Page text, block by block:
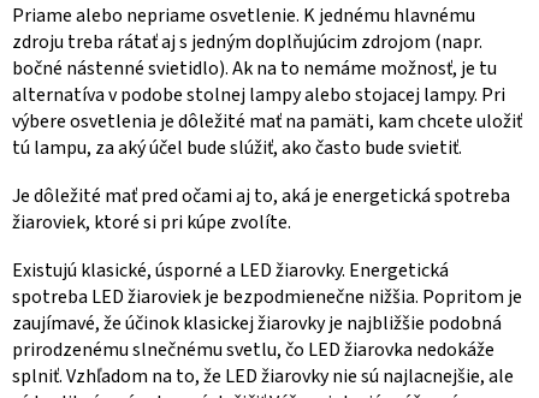
Priame alebo nepriame osvetlenie. K jednému hlavnému
zdroju treba rátať aj s jedným doplňujúcim zdrojom (napr.
bočné nástenné svietidlo). Ak na to nemáme možnosť, je tu
alternatíva v podobe stolnej lampy alebo stojacej lampy. Pri
výbere osvetlenia je dôležité mať na pamäti, kam chcete uložiť
tú lampu, za aký účel bude slúžiť, ako často bude svietiť.
Je dôležité mať pred očami aj to, aká je energetická spotreba
žiaroviek, ktoré si pri kúpe zvolíte.
Existujú klasické, úsporné a LED žiarovky. Energetická
spotreba LED žiaroviek je bezpodmienečne nižšia. Popritom je
zaujímavé, že účinok klasickej žiarovky je najbližšie podobná
prirodzenému slnečnému svetlu, čo LED žiarovka nedokáže
splniť. Vzhľadom na to, že LED žiarovky nie sú najlacnejšie, ale